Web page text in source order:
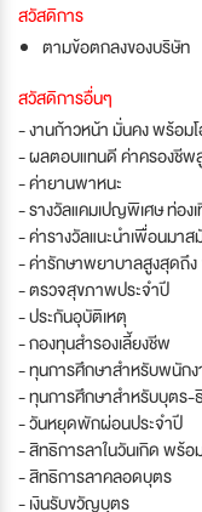
สวัสดิการ
ตามข้อตกลงของบริษัท
สวัสดิการอื่นๆ
- งานก้าวหน้า มั่นคง พร้อมโ
- ผลตอบแทนดี ค่าครองชีพ
- ค่ายานพาหนะ
- รางวัลแคมเปญพิเศษ ท่อง
- ค่ารางวัลแนะนำเพื่อนมาส
- ค่ารักษาพยาบาลสูงสุดถึ
- ตรวจสุขภาพประจำปี
- ประกันอุบัติเหตุ
- กองทุนสำรองเลี้ยงชีพ
- ทุนการศึกษาสำหรับพนักงา
- ทุนการศึกษาสำหรับบุตร-
- วันหยุดพักผ่อนประจำปี
- สิทธิการลาในวันเกิด พร้
- สิทธิการลาคลอดบุตร
- เงินรับขวัญบุตร